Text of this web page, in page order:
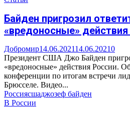
Байден пригрозил
«вредоносные»
Добромир14.06.202114.06.20210
Президент США Джо Байден
«вредоносные» действия России.
конференции по итогам встречи
Брюсселе. Видео...
Россиясшаджозеф байден
В России